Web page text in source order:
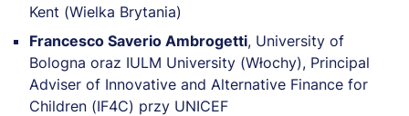
Kent (Wielka Brytania)
Francesco Saverio Ambrogetti, University of
Bologna oraz IULM University (Włochy), Principal
Adviser of Innovative and Alternative Finance for
Children (IF4C) przy UNICEF